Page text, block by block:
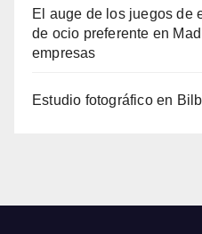
El auge de los juegos de
de ocio preferente en
empresas
Estudio fotográfico en